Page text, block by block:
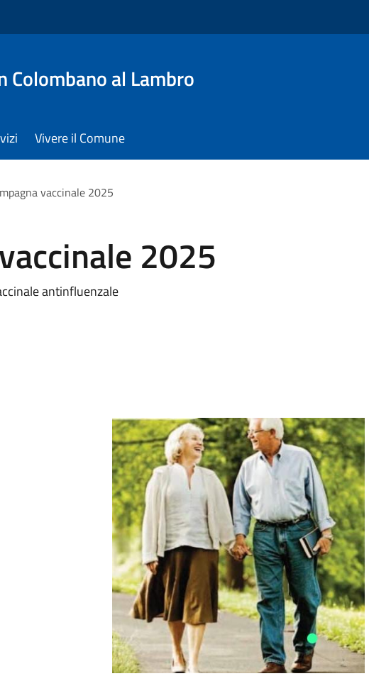
Colombano al Lambro
Vivere il Comune
vaccinale 2025
2025
antinfluenzale